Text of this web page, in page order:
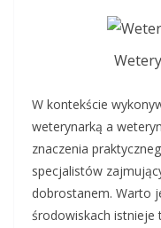
W kontekście
weterynarką a
znaczenia
specjalistów
dobrostanem. Warto
środowiskach istnieje